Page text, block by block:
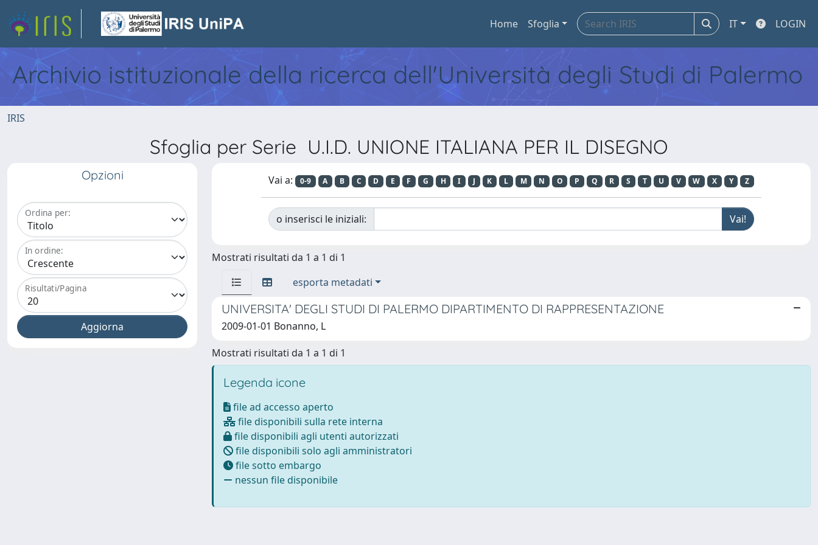
Home Sfoglia IT LOGIN
Archivio istituzionale della ricerca dell'Università degli Studi di Palermo
IRIS
Sfoglia per Serie U.I.D. UNIONE ITALIANA PER IL DISEGNO
Opzioni
Ordina per:
In ordine:
Risultati/Pagina
Vai a: 0-9 A B C D E F G H I J K L M N O P Q R S T U V W X Y Z
o inserisci le iniziali:
Mostrati risultati da 1 a 1 di 1
esporta metadati
UNIVERSITA' DEGLI STUDI DI PALERMO DIPARTIMENTO DI RAPPRESENTAZIONE
2009-01-01 Bonanno, L
Mostrati risultati da 1 a 1 di 1
Legenda icone
file ad accesso aperto
file disponibili sulla rete interna
file disponibili agli utenti autorizzati
file disponibili solo agli amministratori
file sotto embargo
nessun file disponibile